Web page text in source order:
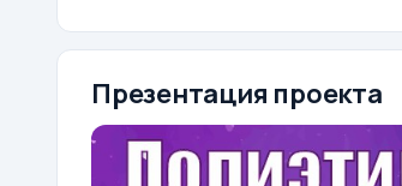
Презентация проекта